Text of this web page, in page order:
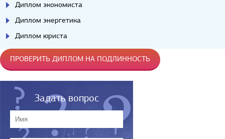
Диплом экономиста
Диплом энергетика
Диплом юриста
ПРОВЕРИТЬ ДИПЛОМ НА ПОДЛИННОСТЬ
Задать вопрос